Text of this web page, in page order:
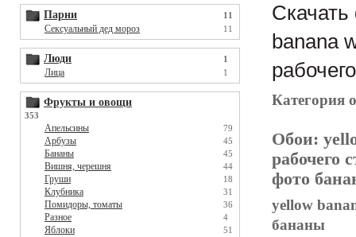
Парни 11
Сексуальный дед мороз 11
Люди 1
Лица 1
Фрукты и овощи
353
Апельсины 79
Арбузы 45
Бананы 45
Вишня, черешня 44
Груши 18
Клубника 31
Помидоры, томаты 36
Разное 4
Яблоки 51
Скачать
banana
Категория
Обои:
рабочего
фото
yellow
бананы